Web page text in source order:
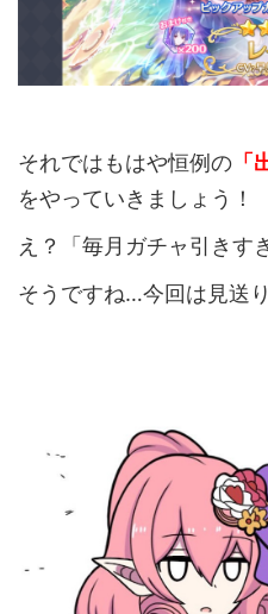
それではもはや恒例の 「
をやっていきましょう！
え？「毎月ガチャ引きす
そうですね…今回は見送